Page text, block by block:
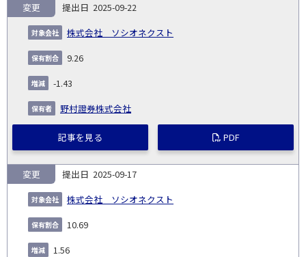
2025-09-22
株式会社 ソシオネクスト
変更
9.26
-1.43
野村證券株式会社
記事を見る PDF
2025-09-17
株式会社 ソシオネクスト
変更
10.69
1.56